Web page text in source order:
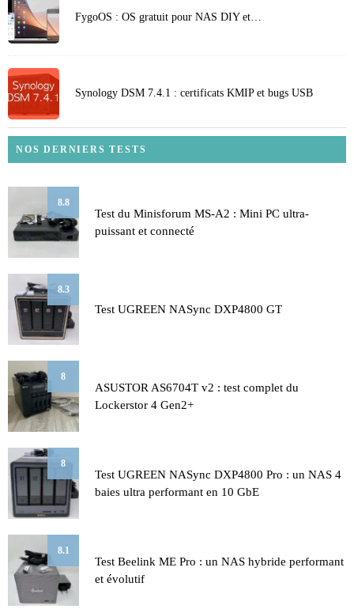
FygoOS : OS gratuit pour NAS DIY et…
Synology DSM 7.4.1 : certificats KMIP et bugs USB
NOS DERNIERS TESTS
8.8
Test du Minisforum MS-A2 : Mini PC ultra-
puissant et connecté
8.3
Test UGREEN NASync DXP4800 GT
8
ASUSTOR AS6704T v2 : test complet du
Lockerstor 4 Gen2+
8
Test UGREEN NASync DXP4800 Pro : un NAS 4
baies ultra performant en 10 GbE
8.1
Test Beelink ME Pro : un NAS hybride performant
et évolutif